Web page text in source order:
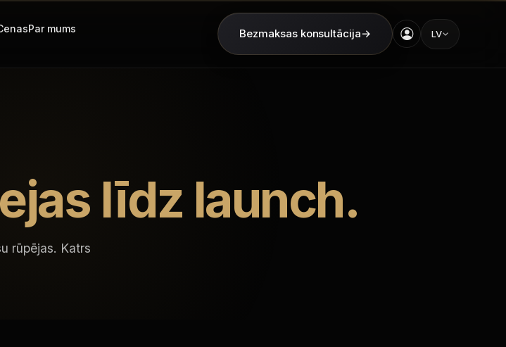
Par mums Bezmaksas konsultācija→ LV
līdz launch.
rūpējas. Katrs